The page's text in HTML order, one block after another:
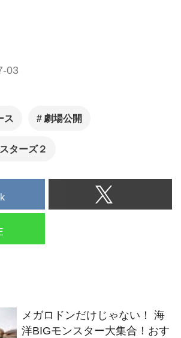
03
ス 劇場公開
ターズ２
メガロドンだけじゃない！ 海
洋BIGモンスター大集合！おす